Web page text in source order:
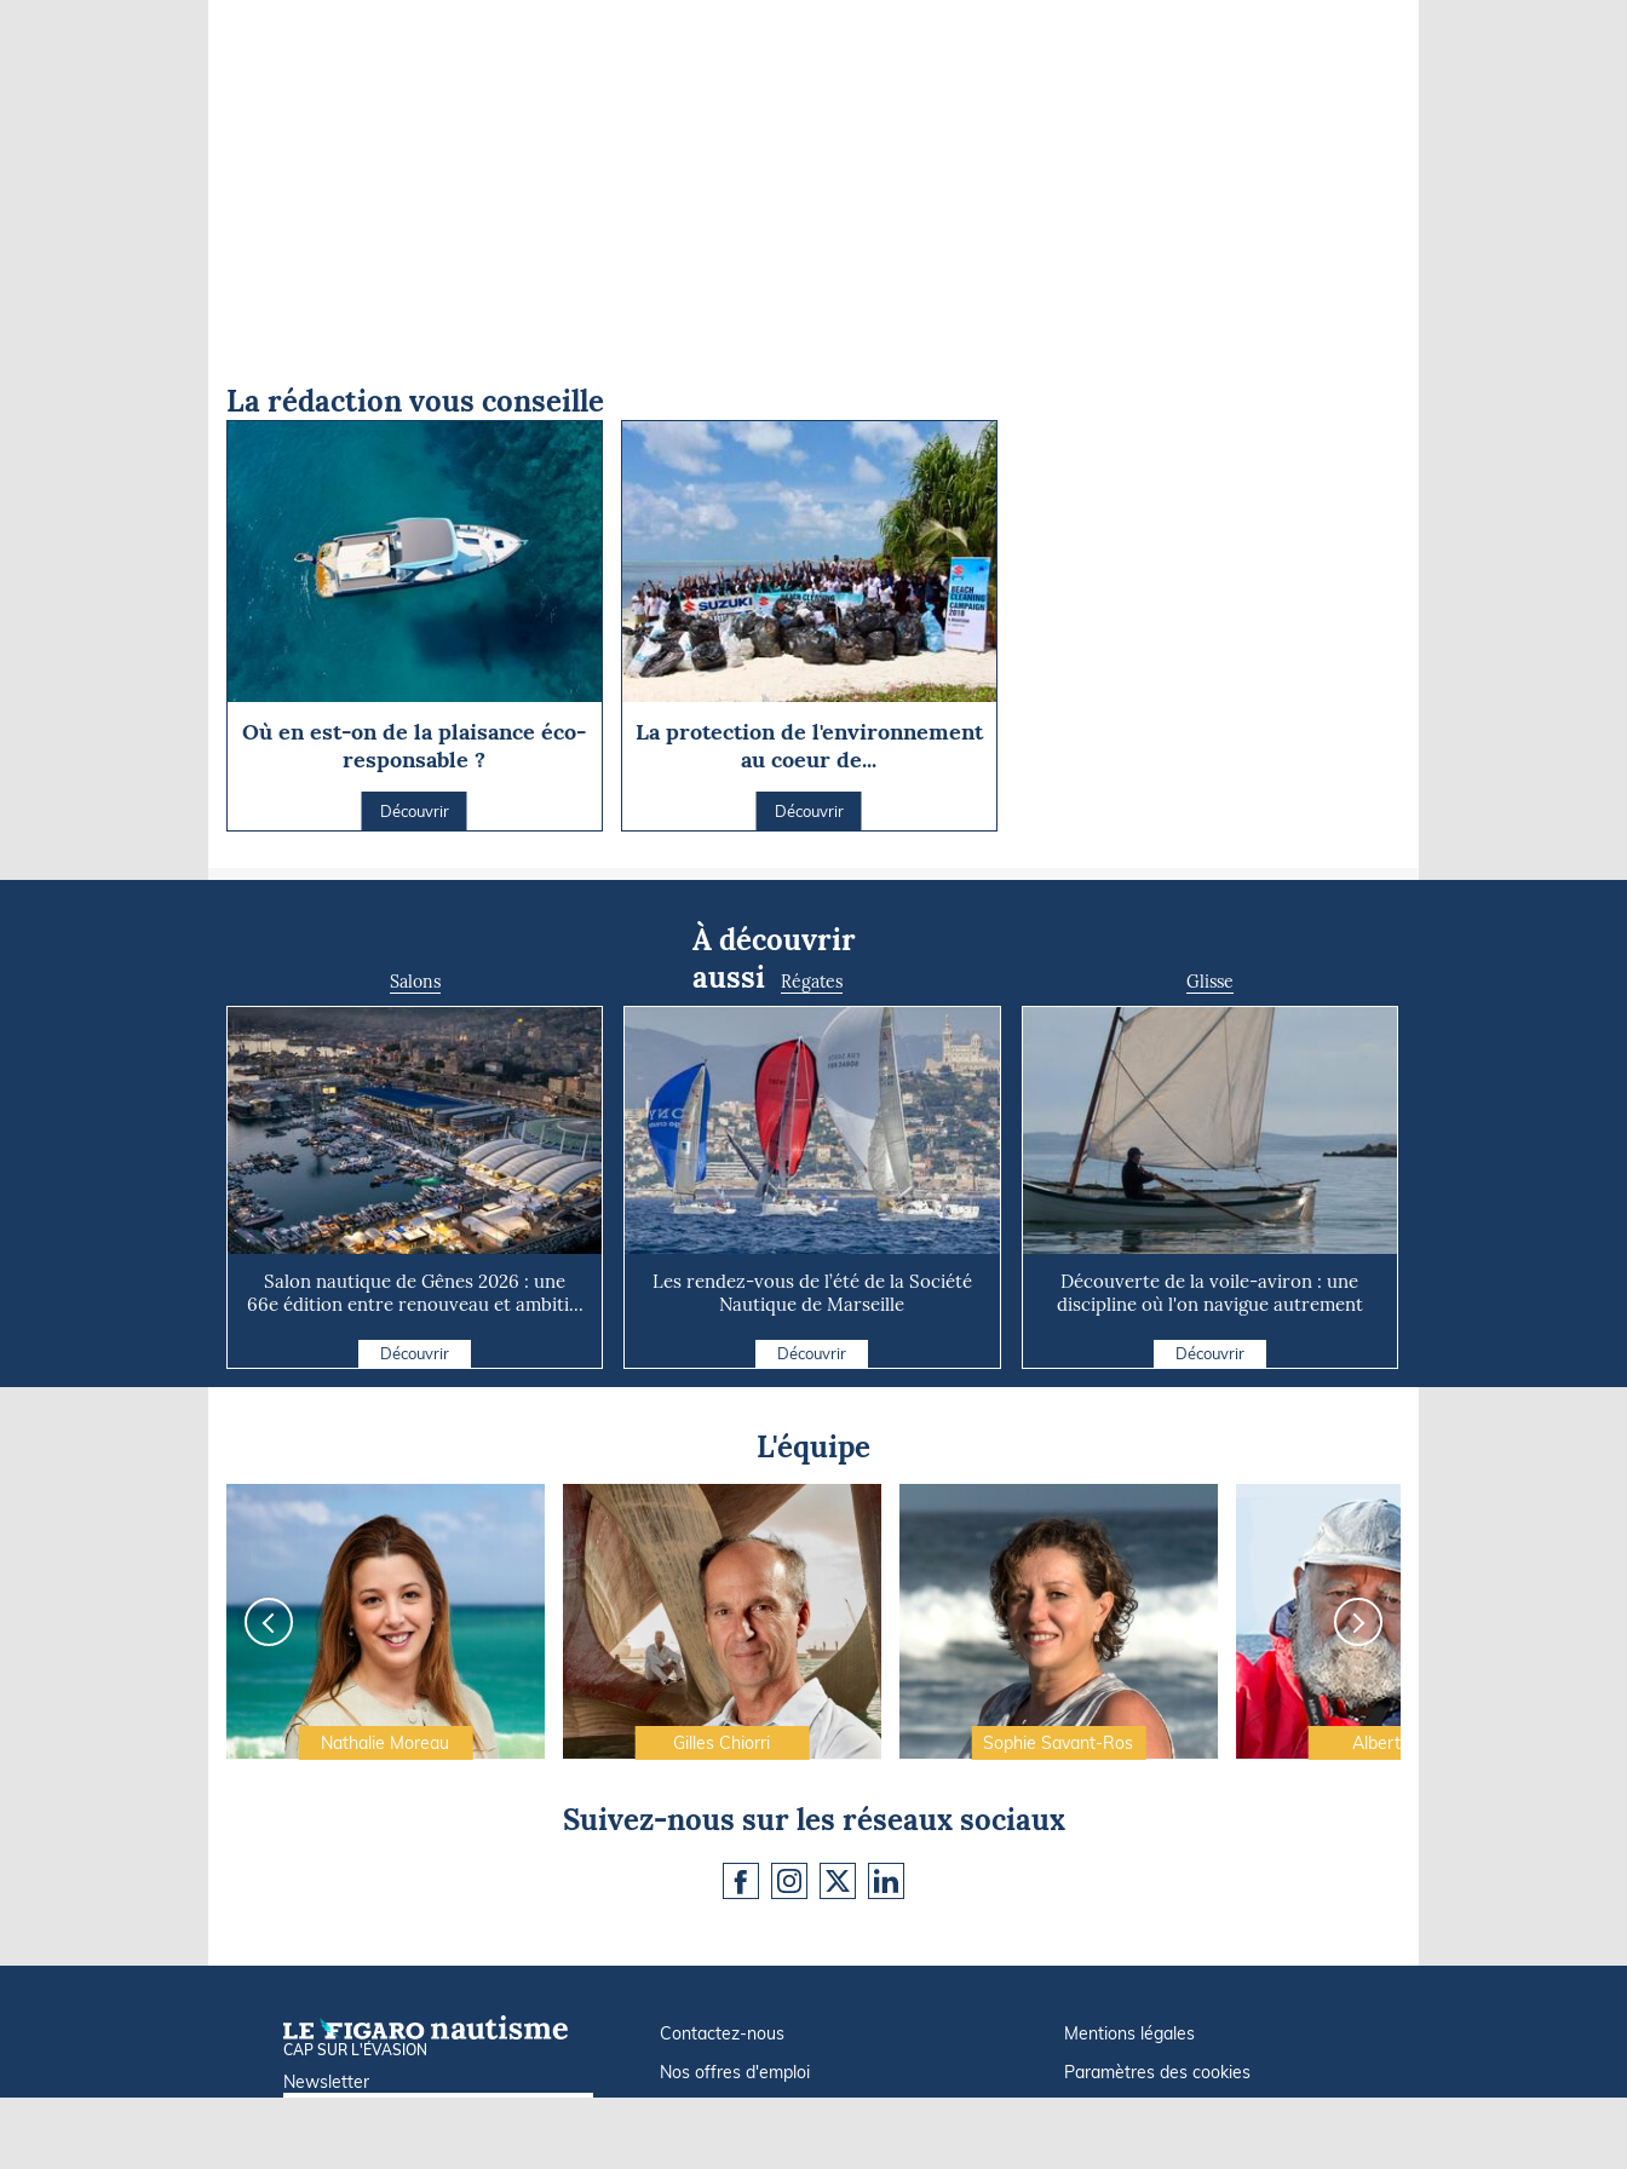
La rédaction vous conseille
Où en est-on de la plaisance éco-
responsable ?
Découvrir
La protection de l'environnement
au coeur de...
Découvrir
À découvrir
aussi
Salons
Salon nautique de Gênes 2026 : une
66e édition entre renouveau et ambiti...
Découvrir
Régates
Les rendez-vous de l’été de la Société
Nautique de Marseille
Découvrir
Glisse
Découverte de la voile-aviron : une
discipline où l'on navigue autrement
Découvrir
L'équipe
Nathalie Moreau Gilles Chiorri Sophie Savant-Ros Albert Brel
Suivez-nous sur les réseaux sociaux
CAP SUR L'ÉVASION
Newsletter
Contactez-nous
Nos offres d'emploi
Mentions légales
Paramètres des cookies